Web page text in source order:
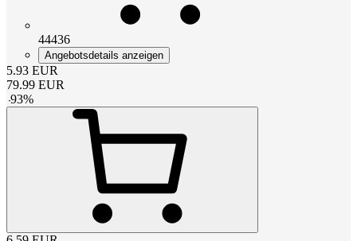
44436
Angebotsdetails anzeigen
5.93 EUR
79.99 EUR
-93%